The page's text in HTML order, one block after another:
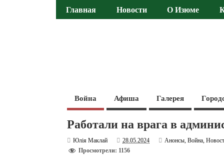
Главная Новости О Изюме
Война Афиша Галерея
Работали на врага в
Юлія Маклай 28.05.2024 Анонсы,Война,
Просмотрели: 1156